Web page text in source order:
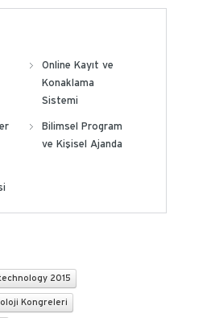
Online Kayıt ve
Konaklama
Sistemi
Bilimsel Program
ve Kişisel Ajanda
2015
Kongreleri